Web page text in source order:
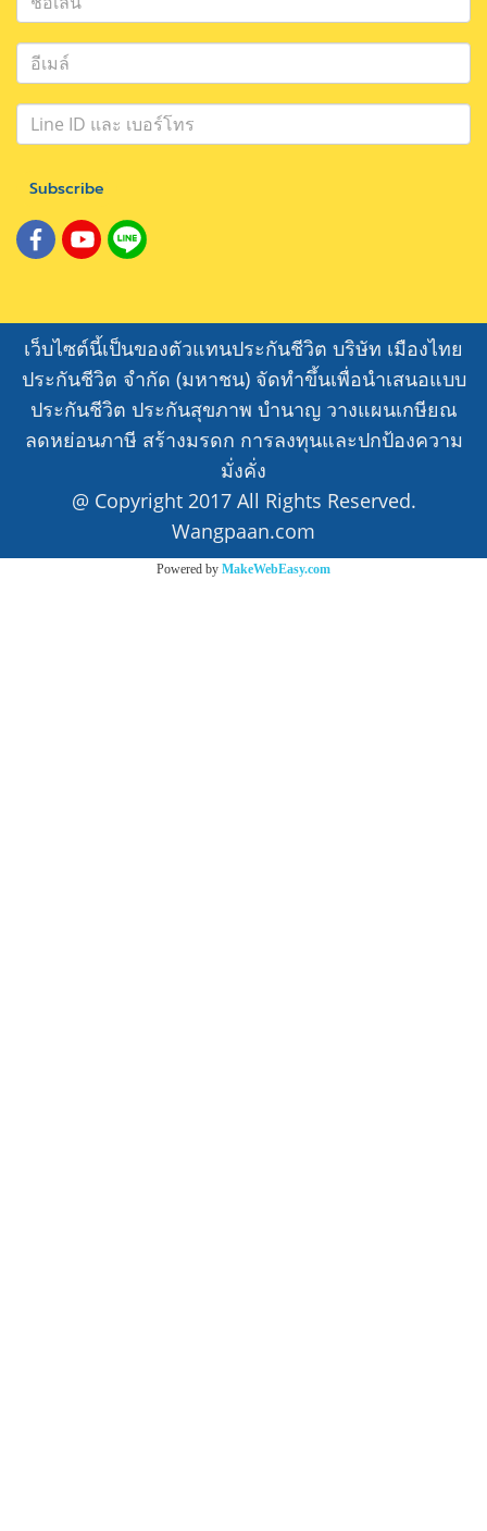
Subscribe
เว็บไซต์นี้เป็นของตัวแทนประกันชีวิต บริษัท เมืองไทย
ประกันชีวิต จำกัด (มหาชน) จัดทำขึ้นเพื่อนำเสนอแบบ
ประกันชีวิต ประกันสุขภาพ บำนาญ วางแผนเกษียณ
ลดหย่อนภาษี สร้างมรดก การลงทุนและปกป้องความ
มั่งคั่ง
@ Copyright 2017 All Rights Reserved.
Wangpaan.com
Powered by MakeWebEasy.com